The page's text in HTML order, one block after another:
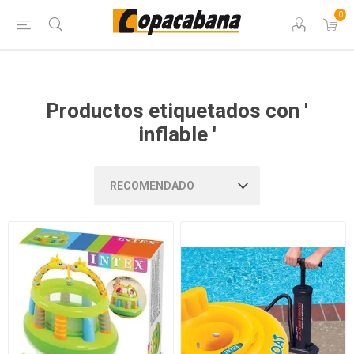
0
Productos etiquetados con '
inflable '